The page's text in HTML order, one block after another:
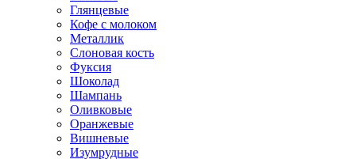
Глянцевые
Кофе с молоком
Металлик
Слоновая кость
Фуксия
Шоколад
Шампань
Оливковые
Оранжевые
Вишневые
Изумрудные